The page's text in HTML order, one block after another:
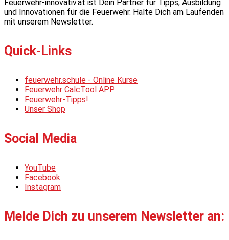
Feuerwehr-innovativ.at ist Dein Partner für Tipps, Ausbildung
und Innovationen für die Feuerwehr. Halte Dich am Laufenden
mit unserem Newsletter.
Quick-Links
feuerwehr.schule - Online Kurse
Feuerwehr CalcTool APP
Feuerwehr-Tipps!
Unser Shop
Social Media
YouTube
Facebook
Instagram
Melde Dich zu unserem Newsletter an: